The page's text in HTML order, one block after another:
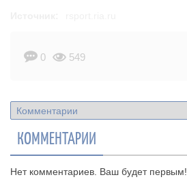
0 549
КОММЕНТАРИИ
Нет комментариев. Ваш будет первым!